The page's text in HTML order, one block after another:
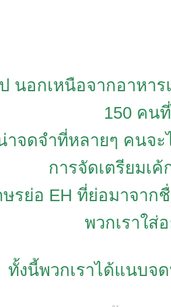
นอกเหนือจากอาหา
150 คน
าจดจำที่หลายๆ คนจ
การจัดเตรียมเ
รย่อ EH ที่ย่อมาจาก
พวกเราใส่
ทั้งนี้พวกเราได้แนบ